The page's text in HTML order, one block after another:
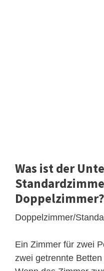
Was ist der
Doppelzimmer?
Doppelzimmer/
Ein Zimmer für zwei
zwei getrennte